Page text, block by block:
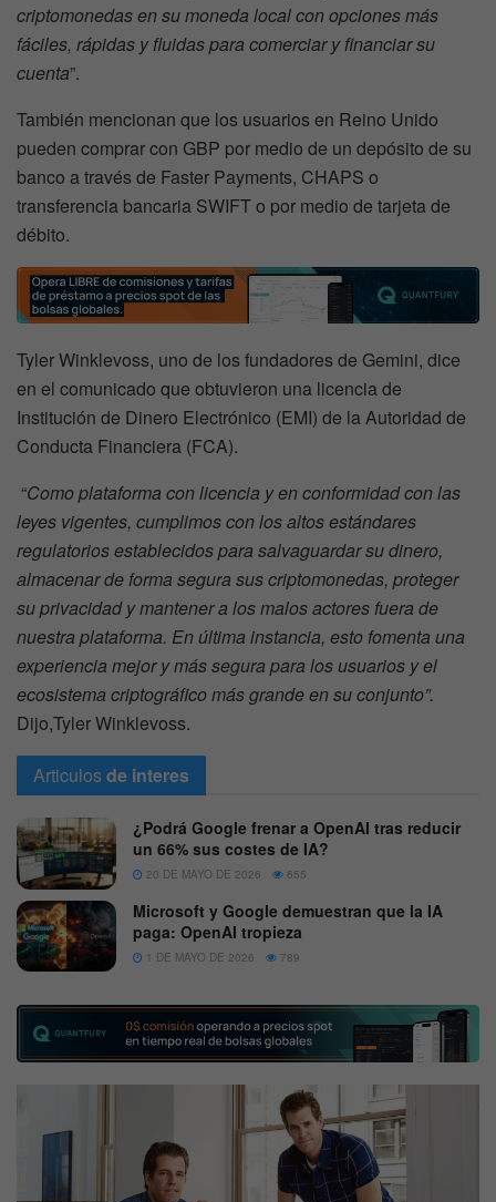
criptomonedas en su moneda local con opciones más
fáciles, rápidas y fluidas para comerciar y financiar su
cuenta”.
También mencionan que los usuarios en Reino Unido
pueden comprar con GBP por medio de un depósito de su
banco a través de Faster Payments, CHAPS o
transferencia bancaria SWIFT o por medio de tarjeta de
débito.
Tyler Winklevoss, uno de los fundadores de Gemini, dice
en el comunicado que obtuvieron una licencia de
Institución de Dinero Electrónico (EMI) de la Autoridad de
Conducta Financiera (FCA).
“Como plataforma con licencia y en conformidad con las
leyes vigentes, cumplimos con los altos estándares
regulatorios establecidos para salvaguardar su dinero,
almacenar de forma segura sus criptomonedas, proteger
su privacidad y mantener a los malos actores fuera de
nuestra plataforma. En última instancia, esto fomenta una
experiencia mejor y más segura para los usuarios y el
ecosistema criptográfico más grande en su conjunto”.
Dijo,Tyler Winklevoss.
Articulosde interes
¿Podrá Google frenar a OpenAI tras reducir
un 66% sus costes de IA?
20 DE MAYO DE 2026 655
Microsoft y Google demuestran que la IA
paga: OpenAI tropieza
1 DE MAYO DE 2026 789